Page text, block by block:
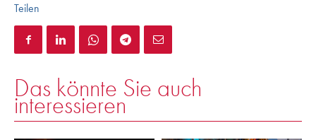
Teilen
Das könnte Sie auch
interessieren